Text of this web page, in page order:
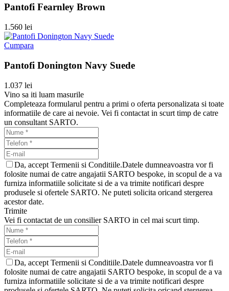
Pantofi Fearnley Brown
1.560 lei
Cumpara
Pantofi Donington Navy Suede
1.037 lei
Vino sa iti luam masurile
Completeaza formularul pentru a primi o oferta personalizata si toate
informatiile de care ai nevoie. Vei fi contactat in scurt timp de catre
un consultant SARTO.
Da, accept Termenii si Conditiile.Datele dumneavoastra vor fi
folosite numai de catre angajatii SARTO bespoke, in scopul de a va
furniza informatiile solicitate si de a va trimite notificari despre
produsele si ofertele SARTO. Ne puteti solicita oricand stergerea
acestor date.
Trimite
Vei fi contactat de un consilier SARTO in cel mai scurt timp.
Da, accept Termenii si Conditiile.Datele dumneavoastra vor fi
folosite numai de catre angajatii SARTO bespoke, in scopul de a va
furniza informatiile solicitate si de a va trimite notificari despre